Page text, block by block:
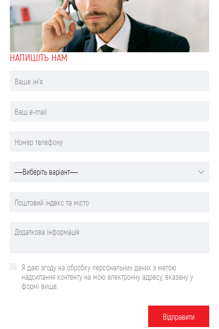
НАПИШIТЬ НАМ
Я даю згоду на обробку персональних даних з метою
надсилання контенту на мою електронну адресу, вказану у
формі вище.
Вiдправити